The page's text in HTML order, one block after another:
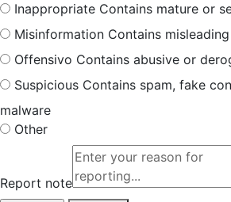
Inappropriate Contains mature or
Misinformation Contains
Offensivo Contains abusive or
Suspicious Contains spam, fake
malware
Other
Report note